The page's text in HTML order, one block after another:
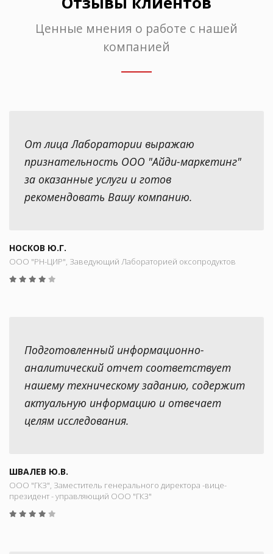
Ценные мнения о работе с нашей
компанией
От лица Лаборатории выражаю
признательность ООО "Айди-маркетинг"
за оказанные услуги и готов
рекомендовать Вашу компанию.
НОСКОВ Ю.Г.
ООО "РН-ЦИР", Заведующий Лабораторией оксопродуктов
Подготовленный информационно-
аналитический отчет соответствует
нашему техническому заданию, содержит
актуальную информацию и отвечает
целям исследования.
ШВАЛЕВ Ю.В.
ООО "ГКЗ", Заместитель генерального директора -вице-
президент - управляющий ООО "ГКЗ"